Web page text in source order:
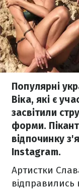
Популярні
Віка, які є
засвітили
форми.
відпочинку
Instagram.
Артистки
відправились